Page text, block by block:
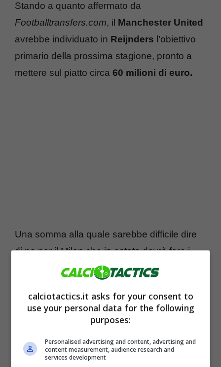
Stando a quanto affermato da
Footballtransfers.com, il Manchester United
avrebbe individuato in Reijnders l’obiettivo
primario della prossima stagione, pronto a
mettere sul piatto circa 60 milioni di euro.
Una somma alla quale sarebbe difficile dire
di no per il Milan che in estate dovrà fare i
conti anche con la necessità di mettere a
L’uscita prematura dalla Champions League
impone ai rossoneri di sistemare i propri conti
probabilità al termine del campionato in
calciotactics.it asks for your consent to
use your personal data for the following
purposes:
Personalised advertising and content, advertising and
content measurement, audience research and
services development